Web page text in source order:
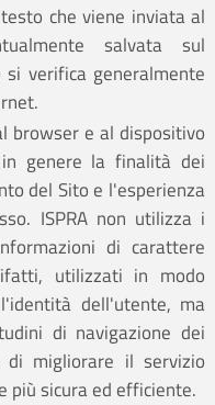
che viene inviata al
salvata sul
verifica generalmente
browser e al dispositivo
genere la finalità dei
del Sito e l'esperienza
ISPRA non utilizza i
di carattere
utilizzati in modo
dell'utente, ma
di navigazione dei
migliorare il servizio
più sicura ed efficiente.